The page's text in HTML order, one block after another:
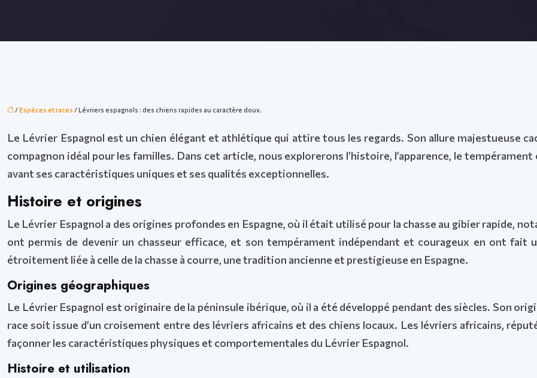
/Espèces et races / Lévriers espagnols : des chiens rapides au caractère doux.
Le Lévrier Espagnol est un chien élégant et athlétique qui attire tous les regards. Son allure majestueuse
compagnon idéal pour les familles. Dans cet article, nous explorerons l’histoire, l’apparence, le
avant ses caractéristiques uniques et ses qualités exceptionnelles.
Histoire et origines
Le Lévrier Espagnol a des origines profondes en Espagne, où il était utilisé pour la chasse au gibier rapide,
ont permis de devenir un chasseur efficace, et son tempérament indépendant et courageux en ont fait
étroitement liée à celle de la chasse à courre, une tradition ancienne et prestigieuse en Espagne.
Origines géographiques
Le Lévrier Espagnol est originaire de la péninsule ibérique, où il a été développé pendant des siècles. Son
race soit issue d’un croisement entre des lévriers africains et des chiens locaux. Les lévriers africains,
façonner les caractéristiques physiques et comportementales du Lévrier Espagnol.
Histoire et utilisation